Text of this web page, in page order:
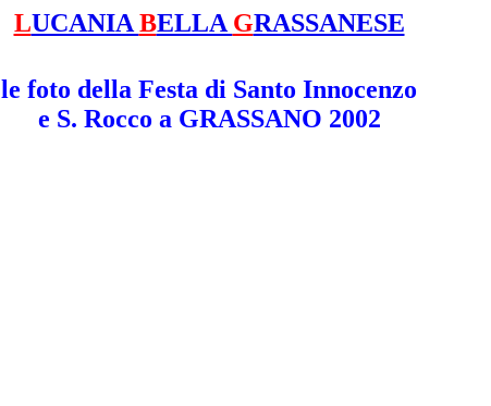
LUCANIA BELLA GRASSANESE
le foto della Festa di Santo Innocenzo
e S. Rocco a GRASSANO 2002